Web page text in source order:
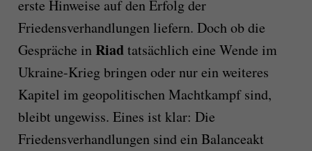
erste Hinweise auf den Erfolg der
Friedensverhandlungen liefern. Doch ob die
Gespräche inRiadtatsächlich eine Wende im
Ukraine-Krieg bringen oder nur ein weiteres
Kapitel im geopolitischen Machtkampf sind,
bleibt ungewiss. Eines ist klar: Die
Friedensverhandlungen sind ein Balanceakt